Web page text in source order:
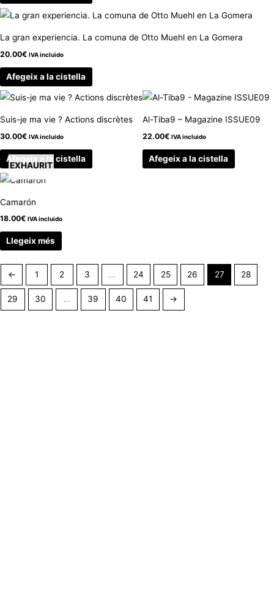
La gran experiencia. La comuna de Otto Muehl en La Gomera
20.00€ IVA incluido
Afegeix a la cistella
Suis-je ma vie ? Actions discrètes
30.00€ IVA incluido
Afegeix a la cistella
Al-Tiba9 – Magazine ISSUE09
22.00€ IVA incluido
Afegeix a la cistella
EXHAURIT
Camarón
18.00€ IVA incluido
Llegeix més
← 1 2 3 … 24 25 26 27 28
29 30 … 39 40 41 →